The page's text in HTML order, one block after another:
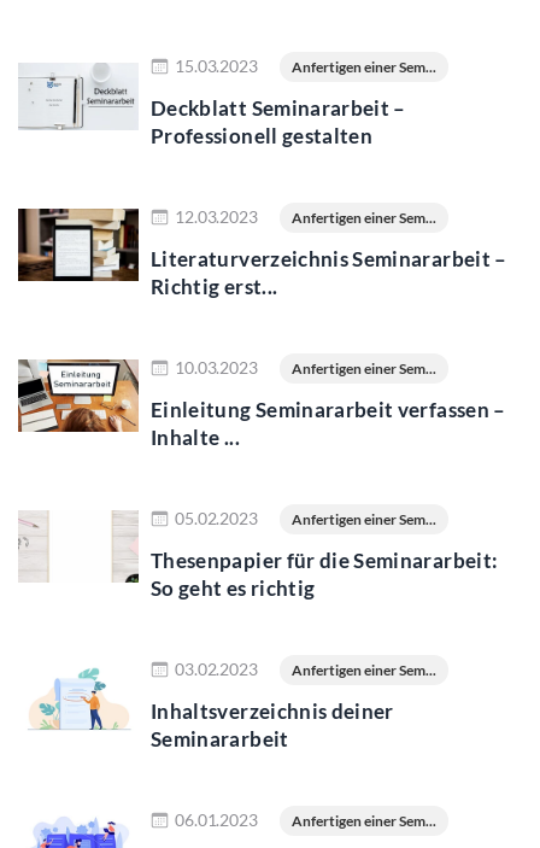
15.03.2023 Anfertigen einer Sem...
Deckblatt Seminararbeit –
Professionell gestalten
12.03.2023 Anfertigen einer Sem...
Literaturverzeichnis Seminararbeit –
Richtig erst...
10.03.2023 Anfertigen einer Sem...
Einleitung Seminararbeit verfassen –
Inhalte ...
05.02.2023 Anfertigen einer Sem...
Thesenpapier für die Seminararbeit:
So geht es richtig
03.02.2023 Anfertigen einer Sem...
Inhaltsverzeichnis deiner
Seminararbeit
06.01.2023 Anfertigen einer Sem...